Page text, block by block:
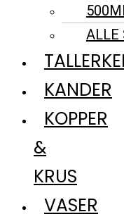
ALLE
KANDER
KOPPER
&
KRUS
VASER